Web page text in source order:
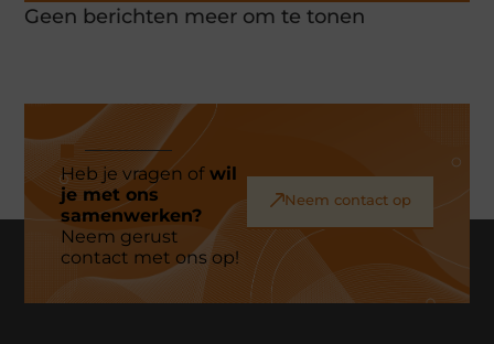
Geen berichten meer om te tonen
Heb je vragen ofwil
je met ons
samenwerken?
Neem gerust
contact met ons op!
Neem contact op